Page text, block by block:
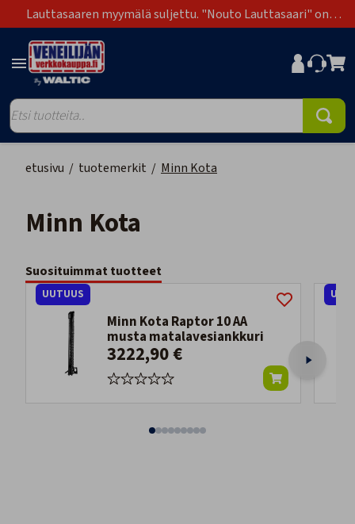
Lauttasaaren myymälä suljettu. "Nouto Lauttasaari" on
poistunut toimitustapavaihtoehdoista.
etusivu / tuotemerkit / Minn Kota
Minn Kota
Suosituimmat tuotteet
Minn Kota Raptor 10 AA
musta matalavesiankkuri
3222,90 €
UUTUUS